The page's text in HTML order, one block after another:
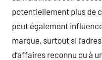
potentiellement plus de
peut également
marque, surtout si
d’affaires reconnu ou à